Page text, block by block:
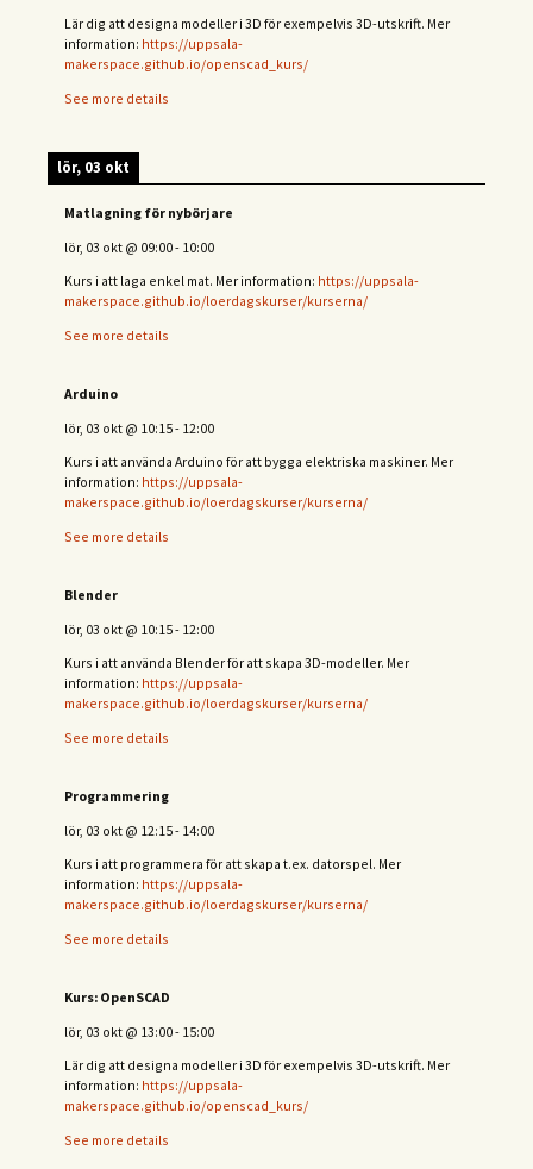
Lär dig att designa modeller i 3D för exempelvis 3D-utskrift. Mer
information: https://uppsala-
makerspace.github.io/openscad_kurs/
See more details
lör, 03 okt
Matlagning för nybörjare
lör, 03 okt @ 09:00- 10:00
Kurs i att laga enkel mat. Mer information: https://uppsala-
makerspace.github.io/loerdagskurser/kurserna/
See more details
Arduino
lör, 03 okt @ 10:15- 12:00
Kurs i att använda Arduino för att bygga elektriska maskiner. Mer
information: https://uppsala-
makerspace.github.io/loerdagskurser/kurserna/
See more details
Blender
lör, 03 okt @ 10:15- 12:00
Kurs i att använda Blender för att skapa 3D-modeller. Mer
information: https://uppsala-
makerspace.github.io/loerdagskurser/kurserna/
See more details
Programmering
lör, 03 okt @ 12:15- 14:00
Kurs i att programmera för att skapa t.ex. datorspel. Mer
information: https://uppsala-
makerspace.github.io/loerdagskurser/kurserna/
See more details
Kurs: OpenSCAD
lör, 03 okt @ 13:00- 15:00
Lär dig att designa modeller i 3D för exempelvis 3D-utskrift. Mer
information: https://uppsala-
makerspace.github.io/openscad_kurs/
See more details